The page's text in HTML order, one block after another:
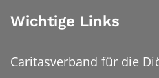
Wichtige Links
Caritasverband für die